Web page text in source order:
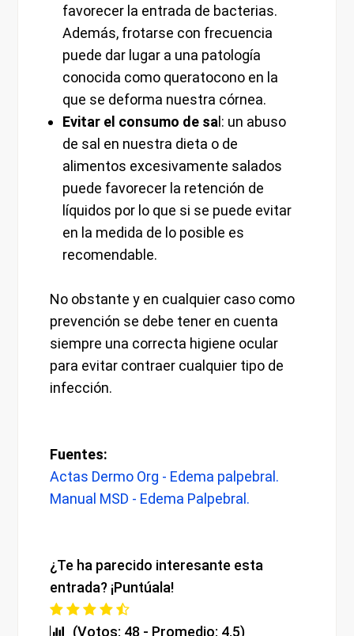
favorecer la entrada de bacterias.
Además, frotarse con frecuencia
puede dar lugar a una patología
conocida como queratocono en la
que se deforma nuestra córnea.
Evitar el consumo de sa l: un abuso
de sal en nuestra dieta o de
alimentos excesivamente salados
puede favorecer la retención de
líquidos por lo que si se puede evitar
en la medida de lo posible es
recomendable.
No obstante y en cualquier caso como
prevención se debe tener en cuenta
siempre una correcta higiene ocular
para evitar contraer cualquier tipo de
infección.
Fuentes:
Actas Dermo Org - Edema palpebral.
Manual MSD - Edema Palpebral.
¿Te ha parecido interesante esta
entrada? ¡Puntúala!
(Votos: 48 - Promedio: 4.5)